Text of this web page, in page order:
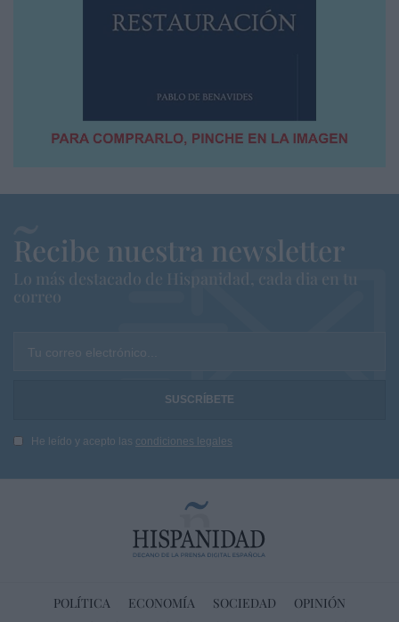
Recibe nuestra newsletter
Lo más destacado de Hispanidad, cada dia en tu
correo
Tu correo electrónico...
He leído y acepto las condiciones legales
POLÍTICA ECONOMÍA SOCIEDAD
OPINIÓN